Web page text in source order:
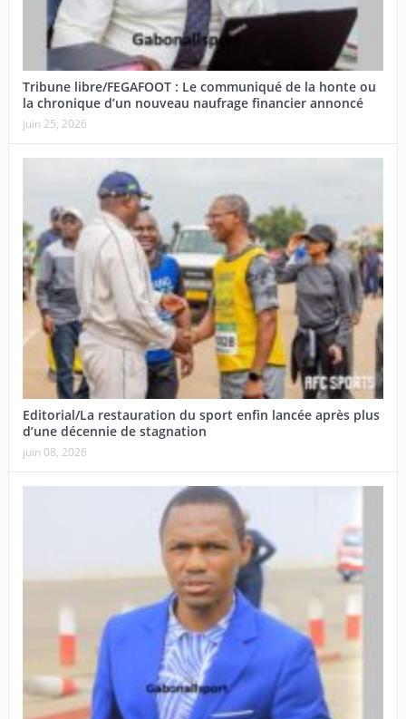
Tribune libre/FEGAFOOT : Le communiqué de la honte ou
la chronique d’un nouveau naufrage financier annoncé
juin 25, 2026
Editorial/La restauration du sport enfin lancée après plus
d’une décennie de stagnation
juin 08, 2026